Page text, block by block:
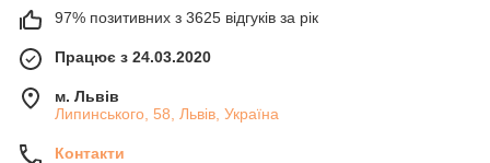
97% позитивних з 3625 відгуків за рік
Працює з 24.03.2020
м. Львів
Липинського, 58, Львів, Україна
Контакти